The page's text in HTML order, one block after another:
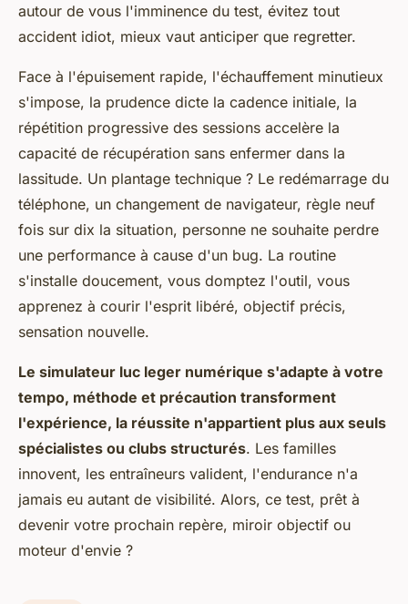
autour de vous l'imminence du test, évitez tout
accident idiot, mieux vaut anticiper que regretter.
Face à l'épuisement rapide, l'échauffement minutieux
s'impose, la prudence dicte la cadence initiale, la
répétition progressive des sessions accelère la
capacité de récupération sans enfermer dans la
lassitude. Un plantage technique ? Le redémarrage du
téléphone, un changement de navigateur, règle neuf
fois sur dix la situation, personne ne souhaite perdre
une performance à cause d'un bug. La routine
s'installe doucement, vous domptez l'outil, vous
apprenez à courir l'esprit libéré, objectif précis,
sensation nouvelle.
Le simulateur luc leger numérique s'adapte à votre
tempo, méthode et précaution transforment
l'expérience, la réussite n'appartient plus aux seuls
spécialistes ou clubs structurés. Les familles
innovent, les entraîneurs valident, l'endurance n'a
jamais eu autant de visibilité. Alors, ce test, prêt à
devenir votre prochain repère, miroir objectif ou
moteur d'envie ?